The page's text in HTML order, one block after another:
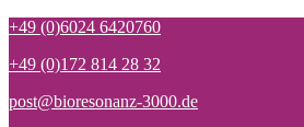
+49 (0)6024 6420760
+49 (0)172 814 28 32
post@bioresonanz-3000.de